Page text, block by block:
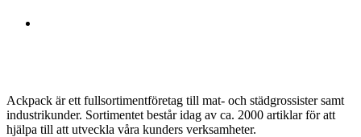
Ackpack är ett fullsortimentföretag till mat- och städgrossister samt
industrikunder. Sortimentet består idag av ca. 2000 artiklar för att
hjälpa till att utveckla våra kunders verksamheter.